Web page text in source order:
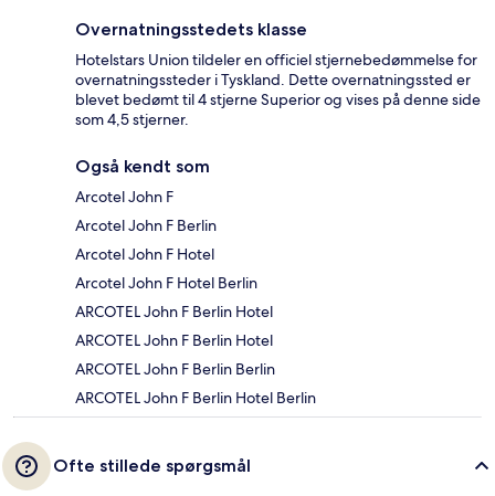
Overnatningsstedets klasse
Hotelstars Union tildeler en officiel stjernebedømmelse for
overnatningssteder i Tyskland. Dette overnatningssted er
blevet bedømt til 4 stjerne Superior og vises på denne side
som 4,5 stjerner.
Også kendt som
Arcotel John F
Arcotel John F Berlin
Arcotel John F Hotel
Arcotel John F Hotel Berlin
ARCOTEL John F Berlin Hotel
ARCOTEL John F Berlin Hotel
ARCOTEL John F Berlin Berlin
ARCOTEL John F Berlin Hotel Berlin
Ofte stillede spørgsmål